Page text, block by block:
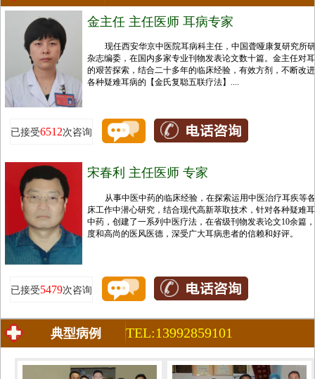
金主任 主任医师 耳病专家
现任西安华京中医院耳病科主任，中国聋哑康复研究所
杂志编委，在国内多家专业刊物发表论文数十篇。金主任对
的艰苦探索，结合二十多年的临床经验，有效方剂，不断改
各种疑难耳病的【金氏复聪五联疗法】....
已接受6512次咨询
宋春利 主任医师 专家
从事中医中药的临床经验，在探索运用中医治疗耳疾等
床工作中潜心研究，结合现代高新萃取技术，针对各种疑难
中药，创建了一系列中医疗法，在省级刊物发表论文10余篇
度和高尚的医风医德，深受广大耳病患者的信赖和好评。
已接受5479次咨询
典型病例 TEL:13992859101